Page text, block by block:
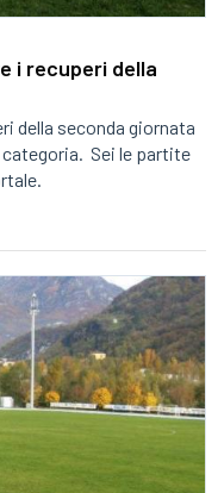
i recuperi della
della seconda giornata
Sei le partite